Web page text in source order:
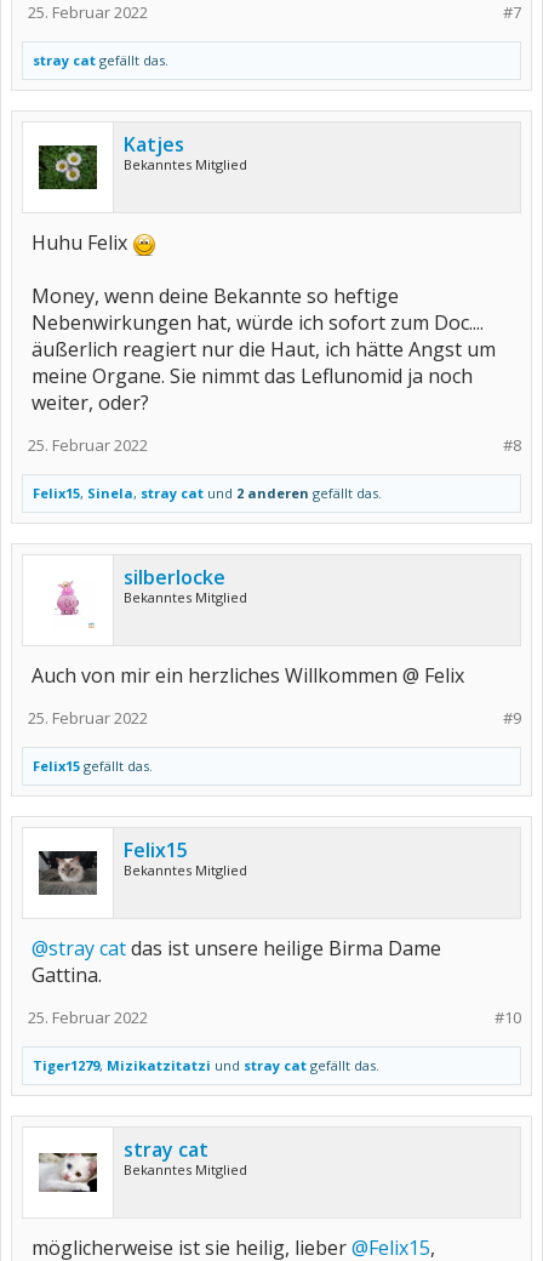
#7
25. Februar 2022
stray cat gefällt das.
Katjes
Bekanntes Mitglied
Huhu Felix
Money, wenn deine Bekannte so heftige
Nebenwirkungen hat, würde ich sofort zum Doc....
äußerlich reagiert nur die Haut, ich hätte Angst um
meine Organe. Sie nimmt das Leflunomid ja noch
weiter, oder?
#8
25. Februar 2022
Felix15, Sinela, stray cat und 2 anderen gefällt das.
silberlocke
Bekanntes Mitglied
Auch von mir ein herzliches Willkommen @ Felix
#9
25. Februar 2022
Felix15 gefällt das.
Felix15
Bekanntes Mitglied
@stray catdas ist unsere heilige Birma Dame
Gattina.
#10
25. Februar 2022
Tiger1279, Mizikatzitatzi und stray cat gefällt das.
stray cat
Bekanntes Mitglied
möglicherweise ist sie heilig, lieber@Felix15,